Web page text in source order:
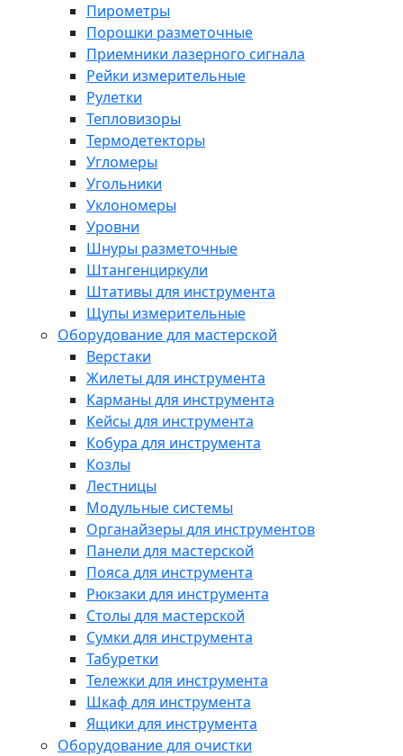
Пирометры
Порошки разметочные
Приемники лазерного сигнала
Рейки измерительные
Рулетки
Тепловизоры
Термодетекторы
Угломеры
Угольники
Уклономеры
Уровни
Шнуры разметочные
Штангенциркули
Штативы для инструмента
Щупы измерительные
Оборудование для мастерской
Верстаки
Жилеты для инструмента
Карманы для инструмента
Кейсы для инструмента
Кобура для инструмента
Козлы
Лестницы
Модульные системы
Органайзеры для инструментов
Панели для мастерской
Пояса для инструмента
Рюкзаки для инструмента
Столы для мастерской
Сумки для инструмента
Табуретки
Тележки для инструмента
Шкаф для инструмента
Ящики для инструмента
Оборудование для очистки